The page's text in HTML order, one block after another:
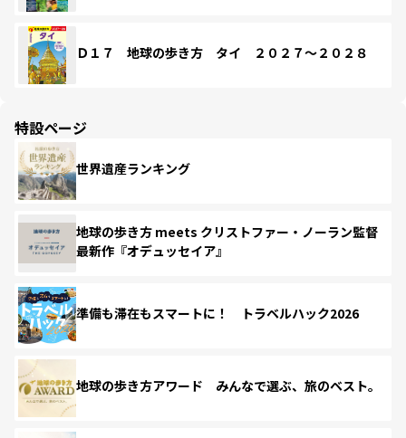
Ｄ１７ 地球の歩き方 タイ ２０２７～２０２８
特設ページ
世界遺産ランキング
地球の歩き方 meets クリストファー・ノーラン監督
最新作『オデュッセイア』
準備も滞在もスマートに！ トラベルハック2026
地球の歩き方アワード みんなで選ぶ、旅のベスト。